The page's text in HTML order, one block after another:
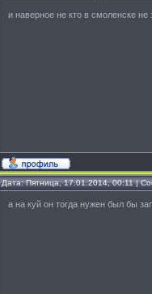
и наверное не кто в смоленске не
Дата: Пятница, 17.01.2014, 00:11 |
а на куй он тогда нужен был бы